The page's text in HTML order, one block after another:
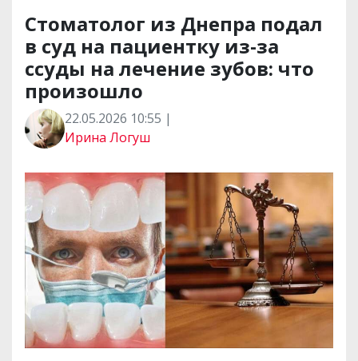
Стоматолог из Днепра подал
в суд на пациентку из-за
ссуды на лечение зубов: что
произошло
22.05.2026 10:55 |
Ирина Логуш